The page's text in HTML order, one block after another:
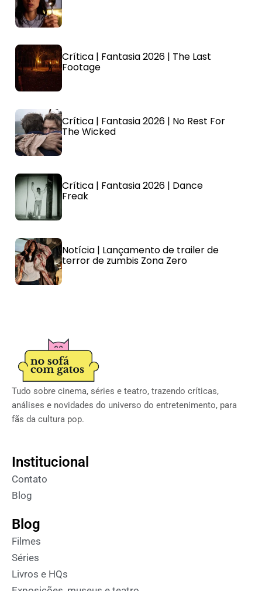
Crítica | Fantasia 2026 | The Last
Footage
Crítica | Fantasia 2026 | No Rest For
The Wicked
Crítica | Fantasia 2026 | Dance
Freak
Notícia | Lançamento de trailer de
terror de zumbis Zona Zero
Tudo sobre cinema, séries e teatro, trazendo críticas,
análises e novidades do universo do entretenimento, para
fãs da cultura pop.
Institucional
Contato
Blog
Blog
Filmes
Séries
Livros e HQs